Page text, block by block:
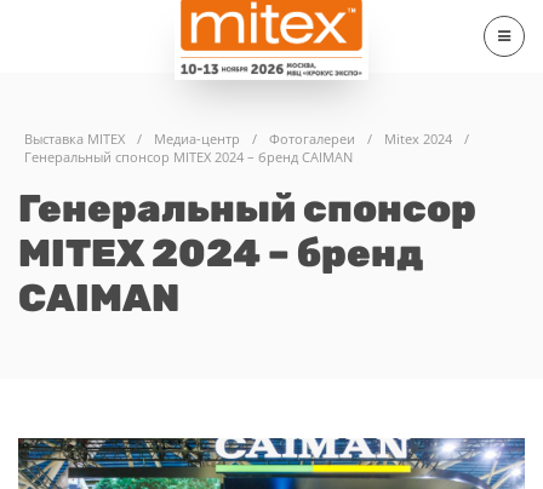
Выставка MITEX / Медиа-центр / Фотогалереи / Mitex 2024
/
Генеральный спонсор MITEX 2024 – бренд CAIMAN
Генеральный спонсор
MITEX 2024 – бренд
CAIMAN